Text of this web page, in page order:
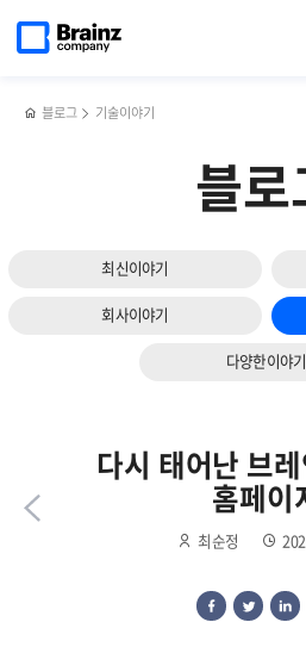
페이지로
블로그 기술이야기
블로
최신이야기
회사이야기
다양한이야기
개발
다시 태어난 브
홈페이
최순정
개발,
다재다능한
다음
슬라이드